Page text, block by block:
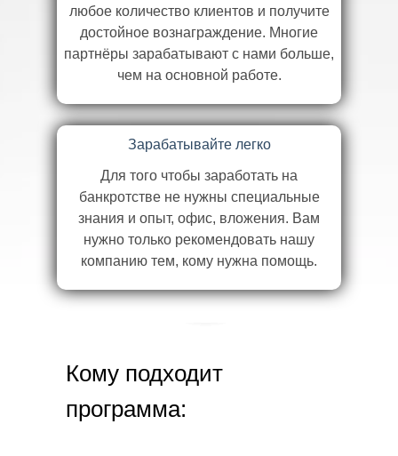
любое количество клиентов и получите
достойное вознаграждение. Многие
партнёры зарабатывают с нами больше,
чем на основной работе.
Для того чтобы заработать на
банкротстве не нужны специальные
знания и опыт, офис, вложения. Вам
нужно только рекомендовать нашу
компанию тем, кому нужна помощь.
Зарабатывайте легко
Кому подходит
программа: